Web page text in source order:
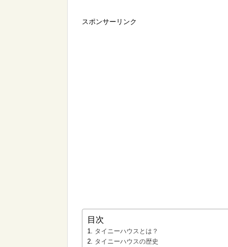
スポンサーリンク
目次
タイニーハウスとは？
タイニーハウスの歴史